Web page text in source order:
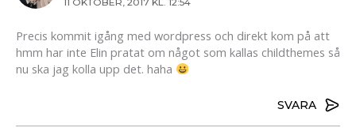
11 OKTOBER, 2017 KL. 12:54
Precis kommit igång med wordpress och direkt kom på att
hmm har inte Elin pratat om något som kallas childthemes så
nu ska jag kolla upp det. haha
SVARA